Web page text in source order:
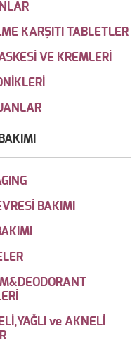
KARŞITI TABLETLER
VE KREMLERİ
BAKIMI
ve AKNELİ